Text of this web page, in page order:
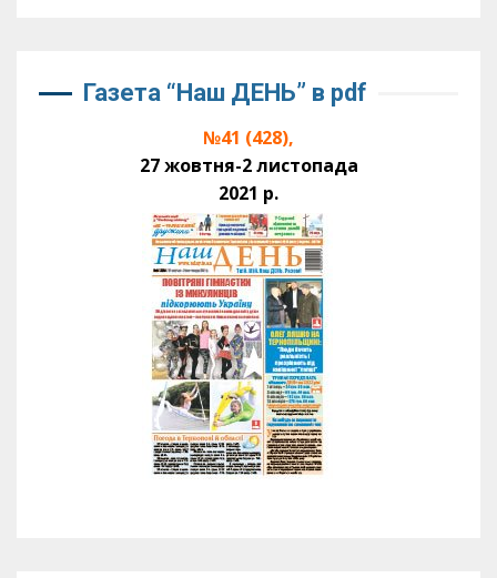
Газета “Наш ДЕНЬ” в pdf
№41 (428),
27 жовтня-2 листопада
2021 р.